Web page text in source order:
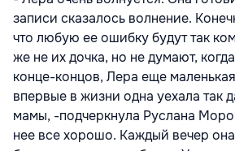
записи сказалось волнение.
что любую ее ошибку будут так
же не их дочка, но не думают,
конце-концов, Лера еще
впервые в жизни одна уехала так
мамы, -подчеркнула Руслана
нее все хорошо. Каждый вечер она